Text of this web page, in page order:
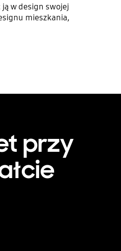
w design swojej
mieszkania,
przy